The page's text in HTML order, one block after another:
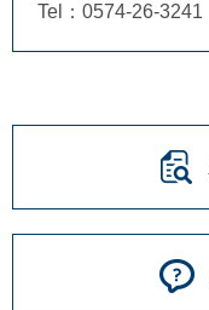
Tel：0574-26-3241